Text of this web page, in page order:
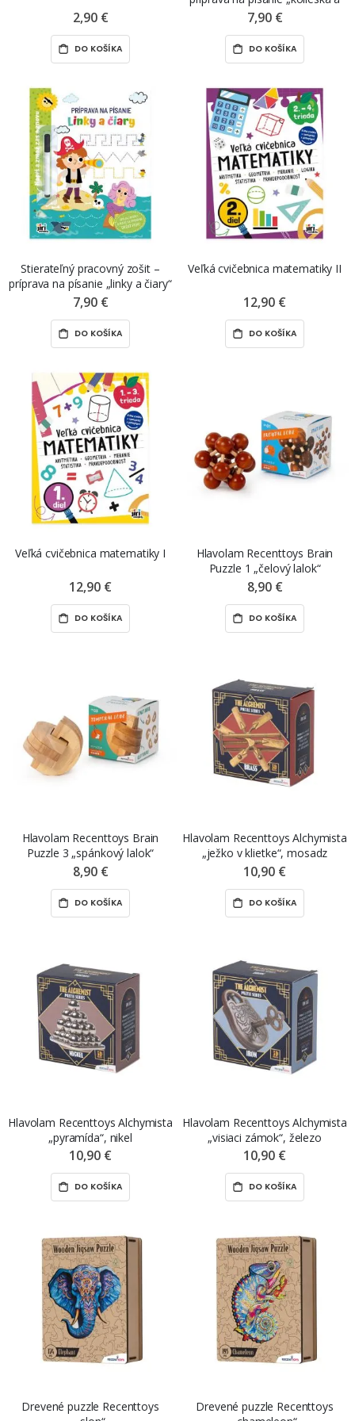
2,90 €
DO KOŠÍKA
špirály“
7,90 €
DO KOŠÍKA
Stierateľný pracovný zošit –
príprava na písanie „linky a čiary“
7,90 €
DO KOŠÍKA
Veľká cvičebnica matematiky II
12,90 €
DO KOŠÍKA
Veľká cvičebnica matematiky I
12,90 €
DO KOŠÍKA
Hlavolam Recenttoys Brain
Puzzle 1 „čelový lalok“
8,90 €
DO KOŠÍKA
Hlavolam Recenttoys Brain
Puzzle 3 „spánkový lalok“
8,90 €
DO KOŠÍKA
Hlavolam Recenttoys Alchymista
„ježko v klietke“, mosadz
10,90 €
DO KOŠÍKA
Hlavolam Recenttoys Alchymista
„pyramída“, nikel
10,90 €
DO KOŠÍKA
Hlavolam Recenttoys Alchymista
„visiaci zámok“, železo
10,90 €
DO KOŠÍKA
Drevené puzzle Recenttoys
Drevené puzzle Recenttoys